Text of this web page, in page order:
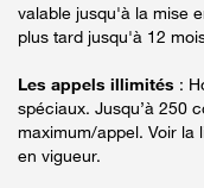
valable jusqu'à la mise
plus tard jusqu'à 12
Les appels illimités :
spéciaux. Jusqu’à 250
maximum/appel. Voir la
en vigueur.